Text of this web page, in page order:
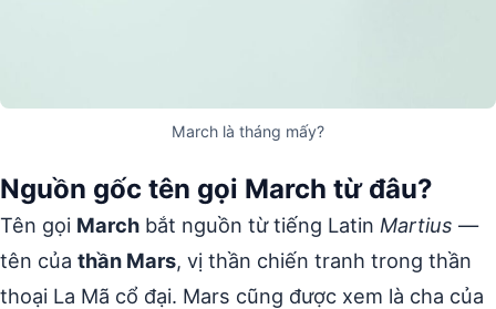
March là tháng mấy?
Nguồn gốc tên gọi March từ đâu?
Tên gọi March bắt nguồn từ tiếng Latin Martius —
tên của thần Mars, vị thần chiến tranh trong thần
thoại La Mã cổ đại. Mars cũng được xem là cha của